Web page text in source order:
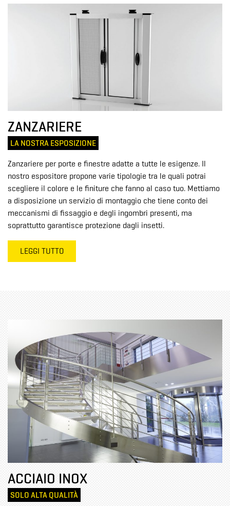
ZANZARIERE
LA NOSTRA ESPOSIZIONE
Zanzariere per porte e finestre adatte a tutte le esigenze. Il
nostro espositore propone varie tipologie tra le quali potrai
scegliere il colore e le finiture che fanno al caso tuo. Mettiamo
a disposizione un servizio di montaggio che tiene conto dei
meccanismi di fissaggio e degli ingombri presenti, ma
soprattutto garantisce protezione dagli insetti.
LEGGI TUTTO
ACCIAIO INOX
SOLO ALTA QUALITÀ